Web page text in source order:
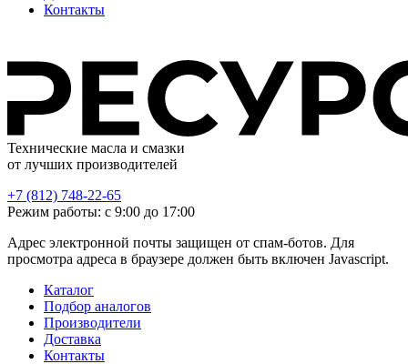
Контакты
Технические масла и смазки
от лучших производителей
+7 (812) 748-22-65
Режим работы: с 9:00 до 17:00
Адрес электронной почты защищен от спам-ботов. Для
просмотра адреса в браузере должен быть включен Javascript.
Каталог
Подбор аналогов
Производители
Доставка
Контакты